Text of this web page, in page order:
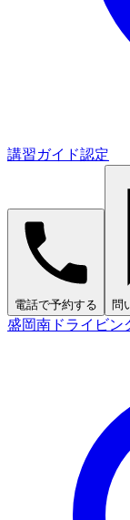
講習ガイド認定
電話で予約する 問
盛岡南ドライビン